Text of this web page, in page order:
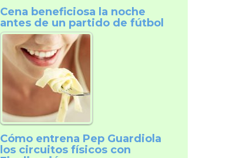
Cena beneficiosa la noche
antes de un partido de fútbol
Cómo entrena Pep Guardiola
los circuitos físicos con